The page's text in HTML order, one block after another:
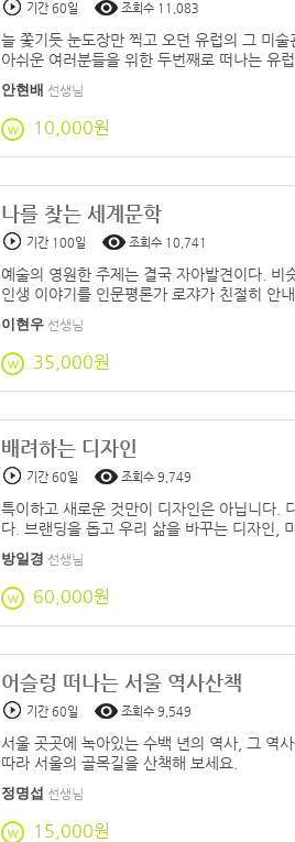
기간 60일 조회수 11,083
늘 쫓기듯 눈도장만 찍고 오던 유럽의 그 미
아쉬운 여러분들을 위한 두번째로 떠나는 유
안현배 선생님
10,000원
나를 찾는 세계문학
기간 100일 조회수 10,741
예술의 영원한 주제는 결국 자아발견이다. 비
인생 이야기를 인문평론가 로쟈가 친절히 안
이현우 선생님
35,000원
배려하는 디자인
기간 60일 조회수 9,749
특이하고 새로운 것만이 디자인은 아닙니다.
다. 브랜딩을 돕고 우리 삶을 바꾸는 디자인,
방일경 선생님
60,000원
어슬렁 떠나는 서울 역사산책
기간 60일 조회수 9,549
서울 곳곳에 녹아있는 수백 년의 역사, 그 역
따라 서울의 골목길을 산책해 보세요.
정명섭 선생님
15,000원